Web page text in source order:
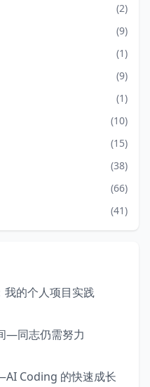
(2)
(9)
(1)
(9)
(1)
(10)
(15)
(38)
(66)
(41)
我的个人项目实践
—同志仍需努力
Coding 的快速成长